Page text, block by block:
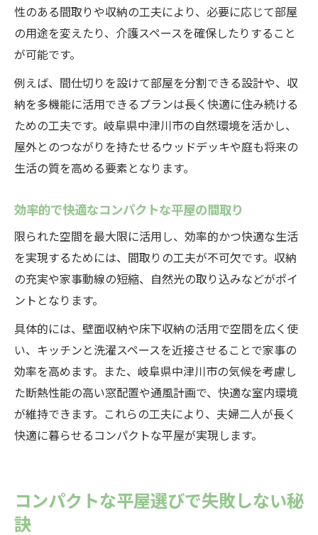
性のある間取りや収納の工夫により、必要に応じて部屋
の用途を変えたり、介護スペースを確保したりすること
が可能です。
例えば、間仕切りを設けて部屋を分割できる設計や、収
納を多機能に活用できるプランは長く快適に住み続ける
ための工夫です。岐阜県中津川市の自然環境を活かし、
屋外とのつながりを持たせるウッドデッキや庭も将来の
生活の質を高める要素となります。
効率的で快適なコンパクトな平屋の間取り
限られた空間を最大限に活用し、効率的かつ快適な生活
を実現するためには、間取りの工夫が不可欠です。収納
の充実や家事動線の短縮、自然光の取り込みなどがポイ
ントとなります。
具体的には、壁面収納や床下収納の活用で空間を広く使
い、キッチンと洗濯スペースを近接させることで家事の
効率を高めます。また、岐阜県中津川市の気候を考慮し
た断熱性能の高い窓配置や通風計画で、快適な室内環境
が維持できます。これらの工夫により、夫婦二人が長く
快適に暮らせるコンパクトな平屋が実現します。
コンパクトな平屋選びで失敗しない秘
訣